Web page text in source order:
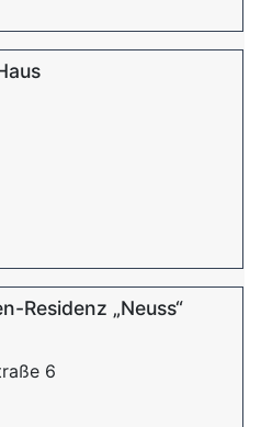
Residenz „Neuss“
6